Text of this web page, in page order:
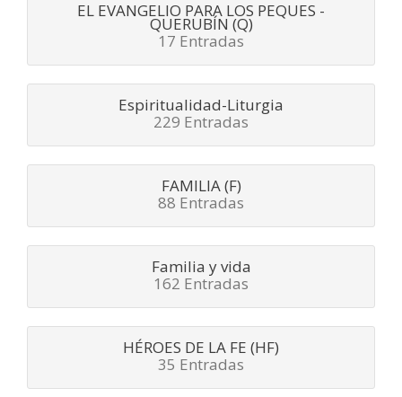
EL EVANGELIO PARA LOS PEQUES -
QUERUBÍN (Q)
17 Entradas
Espiritualidad-Liturgia
229 Entradas
FAMILIA (F)
88 Entradas
Familia y vida
162 Entradas
HÉROES DE LA FE (HF)
35 Entradas